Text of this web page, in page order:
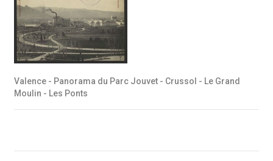
Valence - Panorama du Parc Jouvet - Crussol - Le Grand
Moulin - Les Ponts